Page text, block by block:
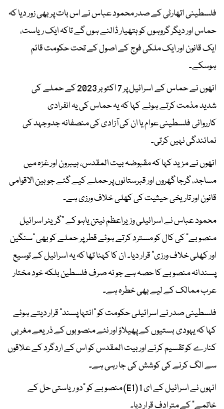
فلسطینی اتھارٹی کے صدر محمود عباس نے اس بات پر بھی زور دیا کہ
حماس اور دیگر گروہوں کو ہتھیار ڈالنے ہوں گے تاکہ ایک ریاست،
ایک قانون اور ایک ملکی فوج کے اصول کے تحت حکومت قائم
ہوسکے۔
انھوں نے حماس کے اسرائیل پر 7 اکتوبر 2023 کے حملے کی
شدید مذمت کرتے ہوئے کہا کہ یہ حماس کی یہ انفرادی
کارروائی فلسطینی عوام یا ان کی آزادی کی منصفانہ جدوجہد کی
نمائندگی نہیں کرتی۔
انھوں نے مزید کہا کہ مقبوضہ بیت المقدس، ہیبرون اور غزہ میں
مساجد، گرجا گھروں اور قبرستانوں پر حملے کیے گئے جو بین الاقوامی
قانون اور تاریخی حیثیت کی کھلی خلاف ورزی ہے۔
محمود عباس نے اسرائیلی وزیراعظم نیتن یاہو کے "گریٹر اسرائیل
منصوبے" کی کال کو مسترد کرتے ہوئے قطر پر حملے کو بھی "سنگین
اور کھلی خلاف ورزی" قرار دیا۔ ان کا کہنا تھا کہ یہ اسرائیل کے توسیع
پسندانہ منصوبے کا حصہ ہے جو نہ صرف فلسطین بلکہ خود مختار
عرب ممالک کے لیے بھی خطرہ ہے۔
فلسطینی صدر نے اسرائیلی حکومت کو "انتہا پسند" قرار دیتے ہوئے
کہا کہ یہودی بستیوں کے پھیلاؤ اور نئے منصوبوں کے ذریعے مغربی
کنارے کو تقسیم کرنے اور بیت المقدس کو اس کے اردگرد کے علاقوں
سے الگ کرنے کی کوشش کی جا رہی ہے۔
انہوں نے اسرائیل کے ای 1 (E1) منصوبے کو "دو ریاستی حل کے
خاتمے" کے مترادف قرار دیا۔